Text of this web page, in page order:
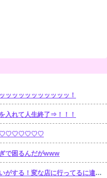
ッッッッッッッッッッ！
入れて人生終了⇒！！！
♡♡♡♡♡♡♡♡♡
で困るんだがwww
いない！！！」探偵「調べたところ･･･」⇒結果ｗｗ